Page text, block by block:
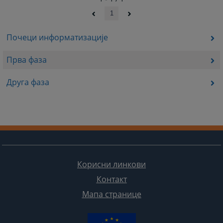
Почеци информатизације
Прва фаза
Друга фаза
1
Корисни линкови
Контакт
Мапа странице